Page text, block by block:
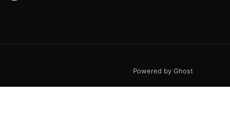
nieruchomości? Co zrobić po zakupie? Na te
Powered by Ghost